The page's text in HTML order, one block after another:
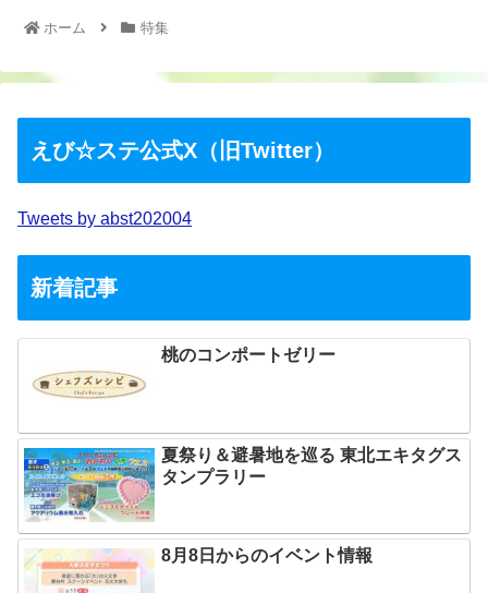
ホーム 特集
えび☆ステ公式X（旧Twitter）
Tweets by abst202004
新着記事
桃のコンポートゼリー
夏祭り＆避暑地を巡る 東北エキタグス
タンプラリー
8月8日からのイベント情報